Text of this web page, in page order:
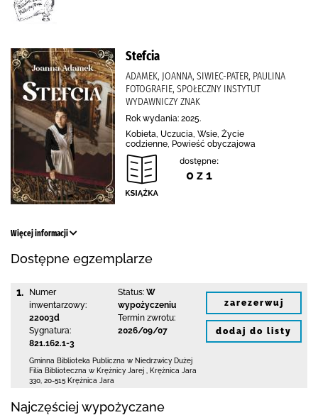
Stefcia
ADAMEK, JOANNA, SIWIEC-PATER, PAULINA
FOTOGRAFIE, SPOŁECZNY INSTYTUT
WYDAWNICZY ZNAK
Rok wydania: 2025.
Kobieta, Uczucia, Wsie, Życie
codzienne, Powieść obyczajowa
dostępne:
0 z 1
Więcej informacji
Dostępne egzemplarze
1.
Numer
inwentarzowy:
22003d
Sygnatura:
821.162.1-3
Status: W
wypożyczeniu
Termin zwrotu:
2026/09/07
Gminna Biblioteka Publiczna w Niedrzwicy Dużej
Filia Biblioteczna w Krężnicy Jarej
Krężnica Jara
330 20-515 Krężnica Jara
zarezerwuj
dodaj do listy
Najczęściej wypożyczane